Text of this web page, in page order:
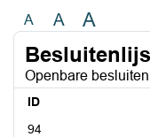
A A A
Openbare
ID
94